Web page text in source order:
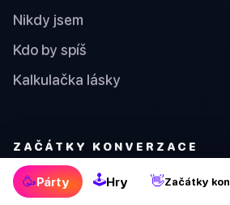
🥳Párty 🕹Hry 👋Začátky
Nikdy jsem
Kdo by spíš
Kalkulačka lásky
ZAČÁTKY KONVERZACE
Jak flirtovat s muži - dokonalý